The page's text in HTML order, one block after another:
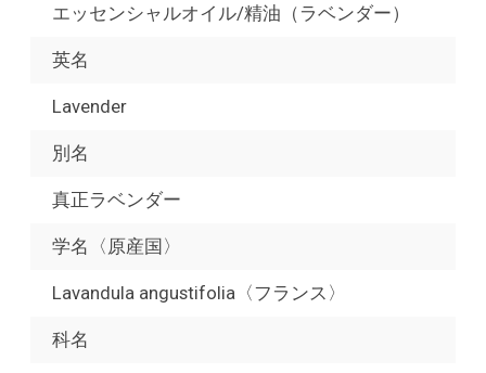
エッセンシャルオイル/精油（ラベンダー）
英名
Lavender
別名
真正ラベンダー
学名〈原産国〉
Lavandula angustifolia〈フランス〉
科名